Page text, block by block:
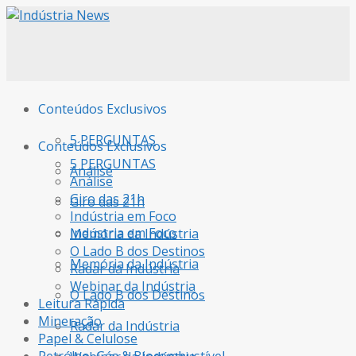
Conteúdos Exclusivos
5 PERGUNTAS
Análise
Giro das 21h
Indústria em Foco
Memória da Indústria
O Lado B dos Destinos
Radar da Indústria
Conteúdos Exclusivos
5 PERGUNTAS
Análise
Giro das 21h
Indústria em Foco
Memória da Indústria
O Lado B dos Destinos
Radar da Indústria
Webinar da Indústria
Leitura Rápida
Mineração
Papel & Celulose